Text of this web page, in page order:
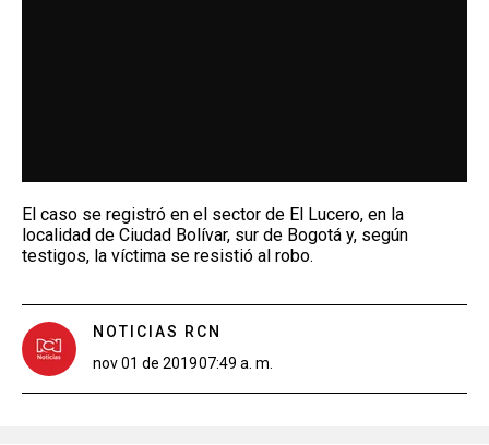
El caso se registró en el sector de El Lucero, en la
localidad de Ciudad Bolívar, sur de Bogotá y, según
testigos, la víctima se resistió al robo.
NOTICIAS RCN
nov 01 de 201907:49 a. m.